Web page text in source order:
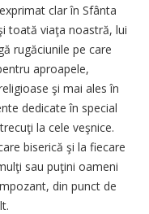
clar în Sfânta
toată viaţa noastră, lui
rugăciunile pe care
aproapele,
şi mai ales în
dedicate în special
la cele veşnice.
biserică şi la fiecare
sau puţini oameni
din punct de